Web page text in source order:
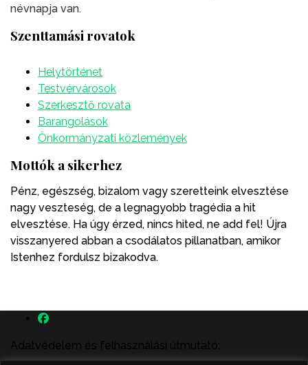
névnapja van.
Szenttamási rovatok
Helytörténet
Testvérvárosok
Szerkesztő rovata
Barangolások
Önkormányzati közlemények
Mottók a sikerhez
Pénz, egészség, bizalom vagy szeretteink elvesztése
nagy veszteség, de a legnagyobb tragédia a hit
elvesztése. Ha úgy érzed, nincs hited, ne add fel! Újra
visszanyered abban a csodálatos pillanatban, amikor
Istenhez fordulsz bizakodva.
Adatvédelem és felhasználási útmutató: